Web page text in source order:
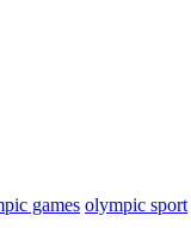
games olympic sport